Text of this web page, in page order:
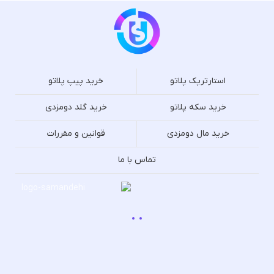
استارترپک پلاتو خرید پیپ پلاتو
خرید سکه پلاتو خرید گلد دومزدی
خرید مال دومزدی قوانین و مقررات
تماس با ما